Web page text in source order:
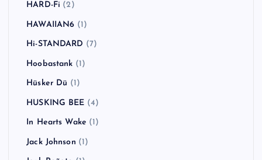
HARD-Fi (2)
HAWAIIAN6 (1)
Hi-STANDARD (7)
Hoobastank (1)
Hüsker Dü (1)
HUSKING BEE (4)
In Hearts Wake (1)
Jack Johnson (1)